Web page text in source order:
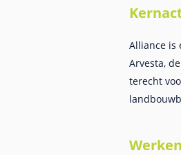
Alliance is
Arvesta,
terecht